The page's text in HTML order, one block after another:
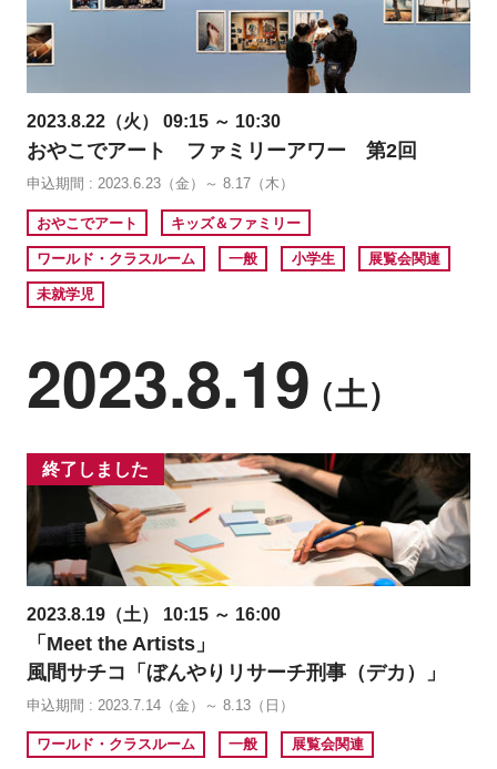
2023.8.22（火） 09:15 ～ 10:30
おやこでアート ファミリーアワー 第2回
申込期間 : 2023.6.23（金）～ 8.17（木）
おやこでアート キッズ＆ファミリー
ワールド・クラスルーム 一般 小学生 展覧会関連
未就学児
2023.8.19（土）
終了しました
2023.8.19（土） 10:15 ～ 16:00
「Meet the Artists」
風間サチコ「ぼんやりリサーチ刑事（デカ）」
申込期間 : 2023.7.14（金）～ 8.13（日）
ワールド・クラスルーム 一般 展覧会関連